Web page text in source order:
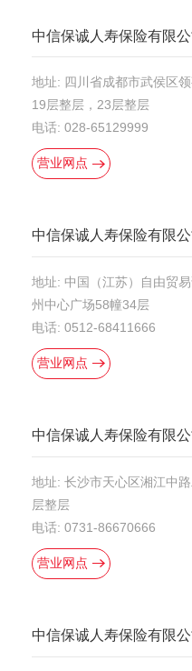
中信保诚人寿保险有限
地址: 四川省成都市武侯区
19层整层，23层整层
电话: 028-65129999
营业网点
中信保诚人寿保险有限
地址: 中国（江苏）自由贸
州中心广场58幢34层
电话: 0512-68411666
营业网点
中信保诚人寿保险有限
地址: 长沙市天心区湘江中
层整层
电话: 0731-86670666
营业网点
中信保诚人寿保险有限